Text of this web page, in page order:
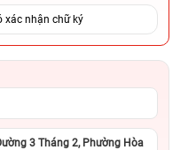
xác nhận chữ ký
3 Tháng 2, Phường Hòa